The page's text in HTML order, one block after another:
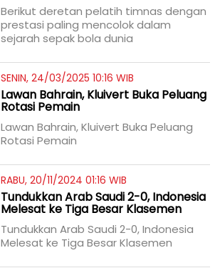
Berikut deretan pelatih timnas dengan
prestasi paling mencolok dalam
sejarah sepak bola dunia
SENIN, 24/03/2025 10:16 WIB
Lawan Bahrain, Kluivert Buka Peluang
Rotasi Pemain
Lawan Bahrain, Kluivert Buka Peluang
Rotasi Pemain
RABU, 20/11/2024 01:16 WIB
Tundukkan Arab Saudi 2-0, Indonesia
Melesat ke Tiga Besar Klasemen
Tundukkan Arab Saudi 2-0, Indonesia
Melesat ke Tiga Besar Klasemen